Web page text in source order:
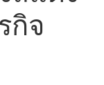
กิจ